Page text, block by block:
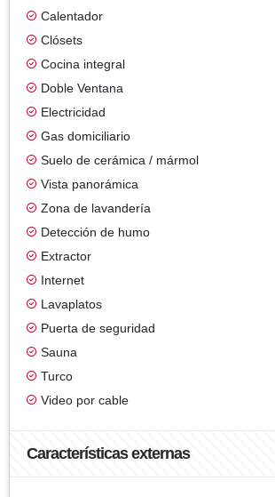
Calentador
Clósets
Cocina integral
Doble Ventana
Electricidad
Gas domiciliario
Suelo de cerámica / mármol
Vista panorámica
Zona de lavandería
Detección de humo
Extractor
Internet
Lavaplatos
Puerta de seguridad
Sauna
Turco
Video por cable
Características externas